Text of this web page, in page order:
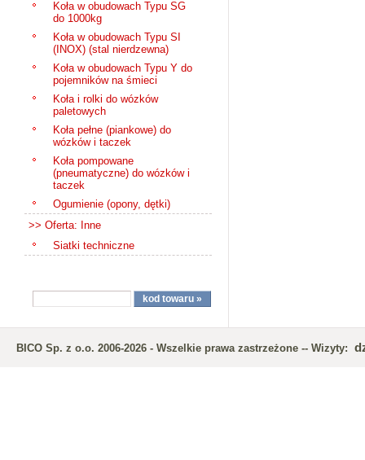
Koła w obudowach Typu SG
do 1000kg
Koła w obudowach Typu SI
(INOX) (stal nierdzewna)
Koła w obudowach Typu Y do
pojemników na śmieci
Koła i rolki do wózków
paletowych
Koła pełne (piankowe) do
wózków i taczek
Koła pompowane
(pneumatyczne) do wózków i
taczek
Ogumienie (opony, dętki)
>> Oferta: Inne
Siatki techniczne
BICO Sp. z o.o. 2006-2026 - Wszelkie prawa zastrzeżone -- Wizyty: